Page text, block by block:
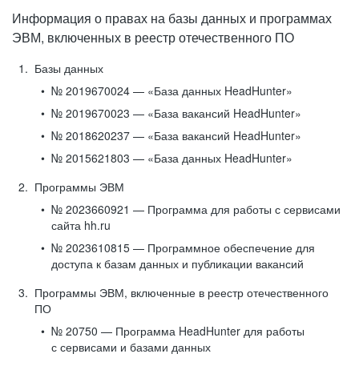
Информация о правах на базы данных и программах
ЭВМ, включенных в реестр отечественного ПО
Базы данных
№ 2019670024 — «База данных HeadHunter»
№ 2019670023 — «База вакансий HeadHunter»
№ 2018620237 — «База вакансий HeadHunter»
№ 2015621803 — «База данных HeadHunter»
Программы ЭВМ
№ 2023660921 — Программа для работы с сервисами
сайта hh.ru
№ 2023610815 — Программное обеспечение для
доступа к базам данных и публикации вакансий
Программы ЭВМ, включенные в реестр отечественного
ПО
№ 20750 — Программа HeadHunter для работы
с сервисами и базами данных